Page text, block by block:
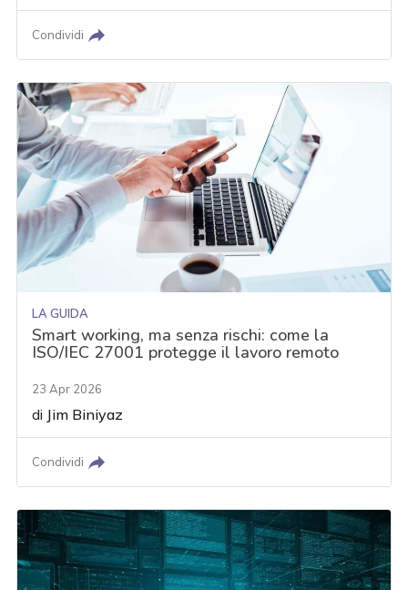
Condividi
LA GUIDA
Smart working, ma senza rischi: come la
ISO/IEC 27001 protegge il lavoro remoto
23 Apr 2026
di Jim Biniyaz
Condividi